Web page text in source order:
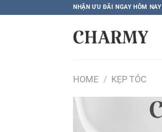
qua
NHẬN ƯU ĐÃI NGAY HÔM NAY
HOME / KẸP TÓC